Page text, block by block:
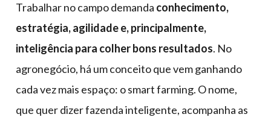
lonas
multiúso
Trabalhar no campo demanda conhecimento,
estratégia, agilidade e, principalmente,
inteligência para colher bons resultados. No
agronegócio, há um conceito que vem ganhando
cada vez mais espaço: o smart farming. O nome,
que quer dizer fazenda inteligente, acompanha as